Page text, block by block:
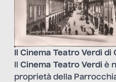
Il Cinema Teatro Verdi
Cinema Teatro Verdi è
proprietà della